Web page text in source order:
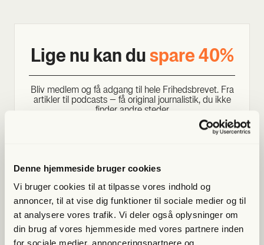
Denne hjemmeside bruger cookies
Vi bruger cookies til at tilpasse vores indhold og
annoncer, til at vise dig funktioner til sociale medier og til
at analysere vores trafik. Vi deler også oplysninger om
din brug af vores hjemmeside med vores partnere inden
Lige nu kan du spa­re 40%
Bliv med­lem og få adgang til hele Fri­heds­bre­vet. Fra
artik­ler til podcasts – få ori­gi­nal jour­na­li­stik, du ikke
fin­der andre ste­der